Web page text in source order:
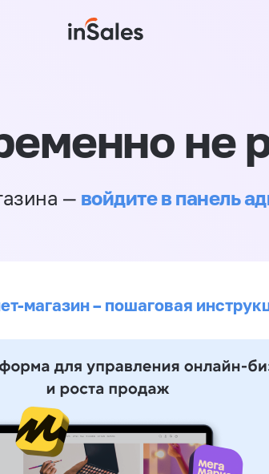
не
— войдите в панель
магазин – пошаговая